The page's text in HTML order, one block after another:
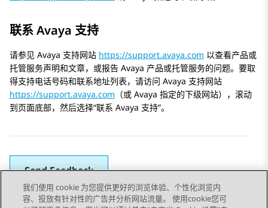
联系 Avaya 支持
请参见 Avaya 支持网站 https://support.avaya.com 以查看产品或
托管服务声明和文章，或报告 Avaya 产品或托管服务的问题。要取
得支持电话号码和联系地址列表，请访问 Avaya 支持网站
https://support.avaya.com （或 Avaya 指定的下级网站），滚动
到页面底部，然后选择“联系 Avaya 支持”。
Send Feedback
我们使用 cookie 为您提供更好的浏览体验、个性化浏览内
容、投放有针对性的广告并分析网站流量。 使用cookie您可